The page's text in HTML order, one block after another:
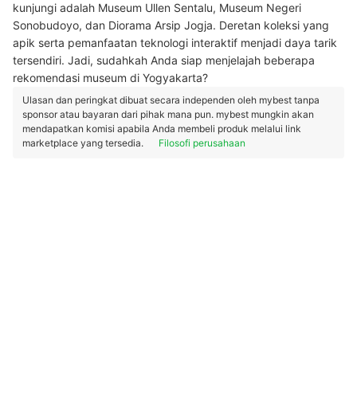
kunjungi adalah Museum Ullen Sentalu, Museum Negeri
Sonobudoyo, dan Diorama Arsip Jogja. Deretan koleksi yang
apik serta pemanfaatan teknologi interaktif menjadi daya tarik
tersendiri. Jadi, sudahkah Anda siap menjelajah beberapa
rekomendasi museum di Yogyakarta?
Ulasan dan peringkat dibuat secara independen oleh mybest tanpa
sponsor atau bayaran dari pihak mana pun. mybest mungkin akan
mendapatkan komisi apabila Anda membeli produk melalui link
marketplace yang tersedia.
Filosofi perusahaan